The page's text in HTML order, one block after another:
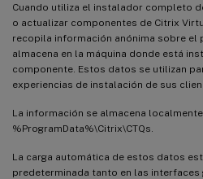
Cuando utiliza el instalador completo
o actualizar componentes de Citrix
recopila información anónima sobre el
almacena en la máquina donde está
componente. Estos datos se utilizan
experiencias de instalación de sus
La información se almacena localmente
%ProgramData%\Citrix\CTQs.
La carga automática de estos datos
predeterminada tanto en las